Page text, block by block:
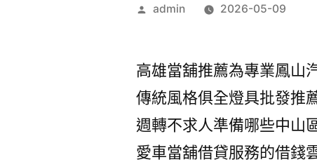
作
admin 2026-05-09
高雄當舖推薦為專業鳳山
傳統風格俱全燈具批發推
週轉不求人準備哪些中山
愛車當舖借貸服務的借錢